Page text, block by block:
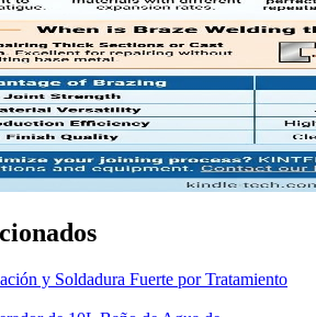
y Soldadura Fuerte por Tratamiento